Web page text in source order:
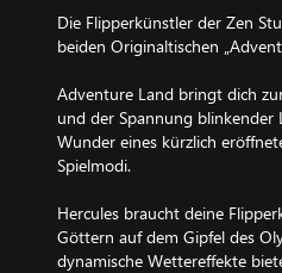
Die Flipperkünstler der Zen
beiden Originaltischen
Adventure Land bringt dich
und der Spannung blinkender
Wunder eines kürzlich
Spielmodi.
Hercules braucht deine
Göttern auf dem Gipfel des
dynamische Wettereffekte